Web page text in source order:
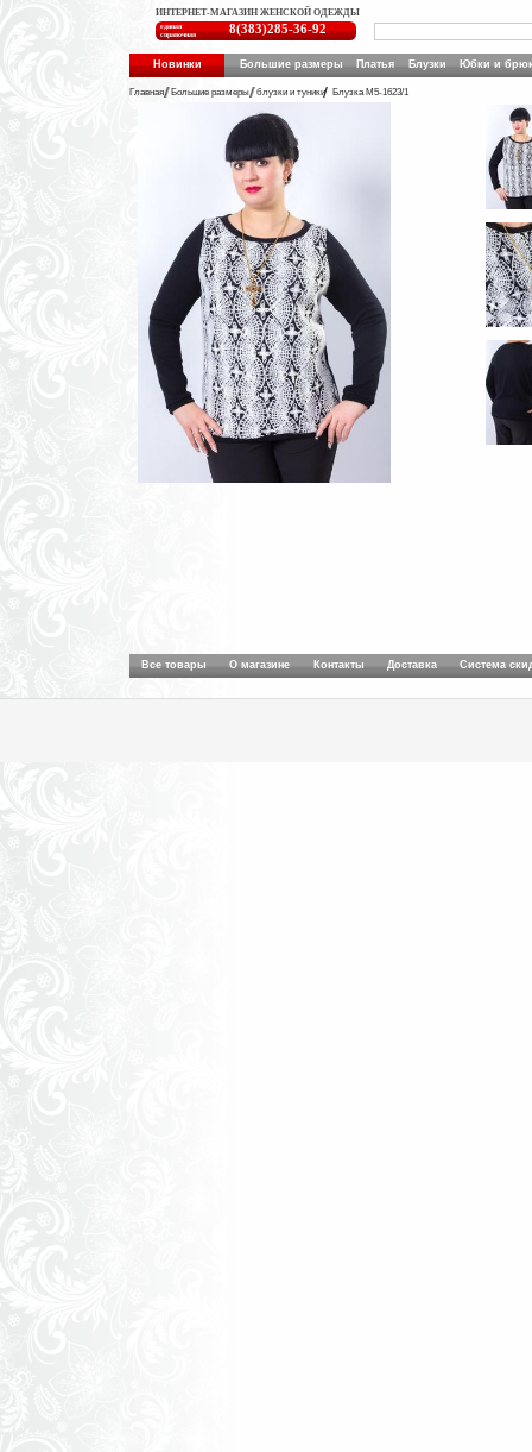
ИНТЕРНЕТ-МАГАЗИН ЖЕНСКОЙ ОДЕЖДЫ
единая
справочная
8(383)285-36-92
Новинки Большие размеры Платья Блузки Юбки и
Главная Большие размеры блузки и туники Блузка М5-1623/1
Все товары О магазине Контакты Доставка Система